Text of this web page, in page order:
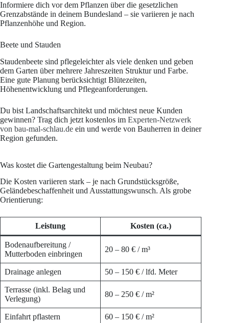
Informiere dich vor dem Pflanzen über die gesetzlichen
Grenzabstände in deinem Bundesland – sie variieren je nach
Pflanzenhöhe und Region.
Beete und Stauden
Staudenbeete sind pflegeleichter als viele denken und geben
dem Garten über mehrere Jahreszeiten Struktur und Farbe.
Eine gute Planung berücksichtigt Blütezeiten,
Höhenentwicklung und Pflegeanforderungen.
Du bist Landschaftsarchitekt und möchtest neue Kunden
gewinnen? Trag dich jetzt kostenlos im Experten-Netzwerk
von bau-mal-schlau.de ein und werde von Bauherren in deiner
Region gefunden.
Was kostet die Gartengestaltung beim Neubau?
Die Kosten variieren stark – je nach Grundstücksgröße,
Geländebeschaffenheit und Ausstattungswunsch. Als grobe
Orientierung:
Leistung Kosten (ca.)
Bodenaufbereitung /
Mutterboden einbringen
20 – 80 € / m³
Drainage anlegen 50 – 150 € / lfd. Meter
Terrasse (inkl. Belag und
Verlegung)
80 – 250 € / m²
Einfahrt pflastern 60 – 150 € / m²